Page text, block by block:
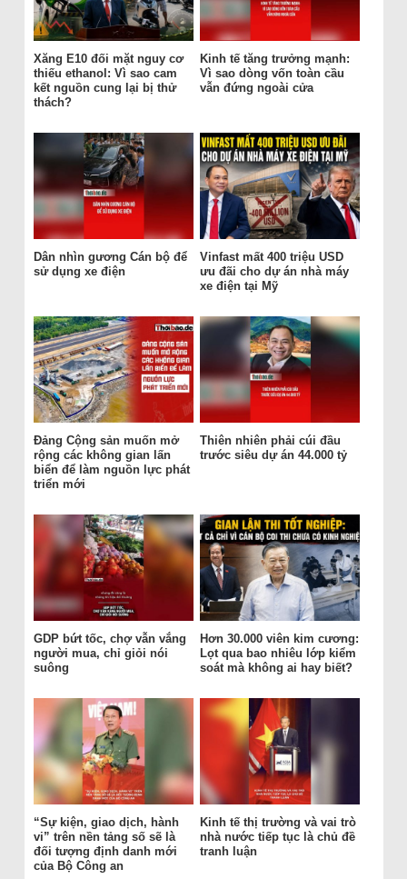
Xăng E10 đối mặt nguy cơ
thiếu ethanol: Vì sao cam
kết nguồn cung lại bị thử
thách?
Kinh tế tăng trưởng mạnh:
Vì sao dòng vốn toàn cầu
vẫn đứng ngoài cửa
Dân nhìn gương Cán bộ để
sử dụng xe điện
Vinfast mất 400 triệu USD
ưu đãi cho dự án nhà máy
xe điện tại Mỹ
Đảng Cộng sản muốn mở
rộng các không gian lấn
biển để làm nguồn lực phát
triển mới
Thiên nhiên phải cúi đầu
trước siêu dự án 44.000 tỷ
GDP bứt tốc, chợ vẫn vắng
người mua, chỉ giỏi nói
suông
Hơn 30.000 viên kim cương:
Lọt qua bao nhiêu lớp kiểm
soát mà không ai hay biết?
“Sự kiện, giao dịch, hành
vi” trên nền tảng số sẽ là
đối tượng định danh mới
của Bộ Công an
Kinh tế thị trường và vai trò
nhà nước tiếp tục là chủ đề
tranh luận